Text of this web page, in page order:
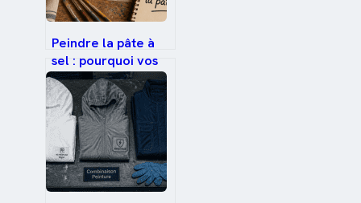
Peindre la pâte à
sel : pourquoi vos
couleurs s’écaillent
et comment
obtenir un rendu
professionnel